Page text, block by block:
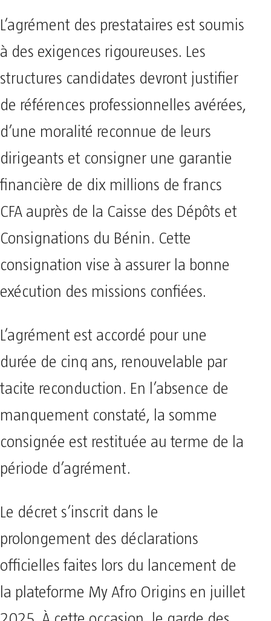
L’agrément des prestataires est soumis
à des exigences rigoureuses. Les
structures candidates devront justifier
de références professionnelles avérées,
d’une moralité reconnue de leurs
dirigeants et consigner une garantie
financière de dix millions de francs
CFA auprès de la Caisse des Dépôts et
Consignations du Bénin. Cette
consignation vise à assurer la bonne
exécution des missions confiées.
L’agrément est accordé pour une
durée de cinq ans, renouvelable par
tacite reconduction. En l’absence de
manquement constaté, la somme
consignée est restituée au terme de la
période d’agrément.
Le décret s’inscrit dans le
prolongement des déclarations
officielles faites lors du lancement de
la plateforme My Afro Origins en juillet